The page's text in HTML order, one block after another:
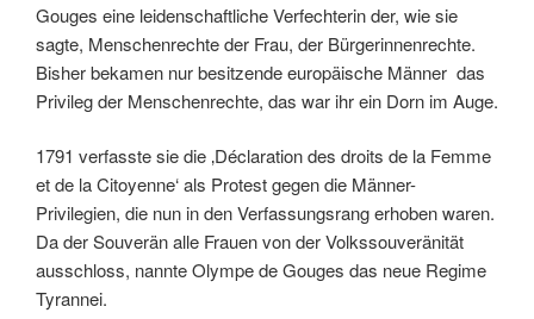
Gouges eine leidenschaftliche Verfechterin der, wie sie
sagte, Menschenrechte der Frau, der Bürgerinnenrechte.
Bisher bekamen nur besitzende europäische Männer das
Privileg der Menschenrechte, das war ihr ein Dorn im Auge.
1791 verfasste sie die ‚Déclaration des droits de la Femme
et de la Citoyenne‘ als Protest gegen die Männer-
Privilegien, die nun in den Verfassungsrang erhoben waren.
Da der Souverän alle Frauen von der Volkssouveränität
ausschloss, nannte Olympe de Gouges das neue Regime
Tyrannei.